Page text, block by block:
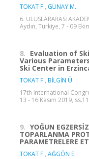
TOKAT F., GÜNAY M.
6. ULUSLARARASI
Aydın, Türkiye, 7 - 09
8. Evaluation of
Various
Ski Center in
TOKAT F., BİLGİN Ü.
17th International
13 - 16 Kasım 2019,
9. YOĞUN
TOPARLANMA
PARAMETRELERE
TOKAT F., AĞGÖN E.